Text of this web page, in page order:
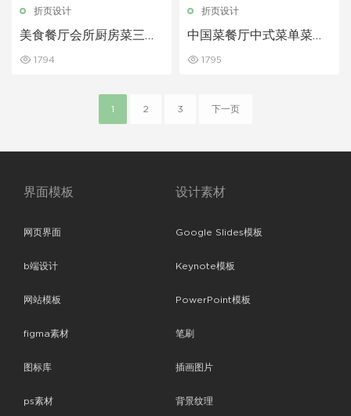
折页设计
美食餐厅会所厨房菜三折
1794
折页设计
中国菜餐厅中式菜单菜谱
1795
1 2 3 下一页
界面模板
网页界面
b端设计
网站模板
figma素材
图标库
ps素材
设计素材
Google Slides模板
Keynote模板
PowerPoint模板
笔刷
插画图片
背景纹理